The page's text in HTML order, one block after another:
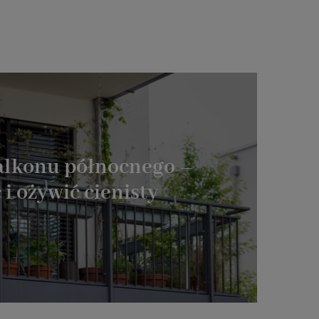
północnego –
ożywić cienisty